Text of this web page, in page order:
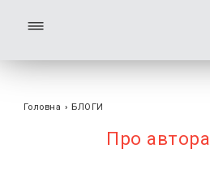
Головна › БЛОГИ
Про автора